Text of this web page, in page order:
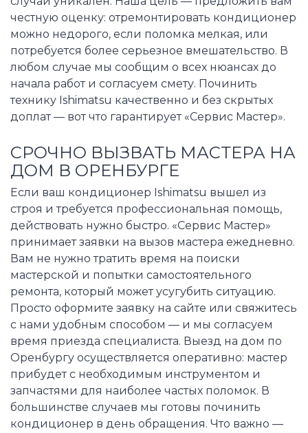
честную оценку: отремонтировать кондиционер
можно недорого, если поломка мелкая, или
потребуется более серьезное вмешательство. В
любом случае мы сообщим о всех нюансах до
начала работ и согласуем смету. Починить
технику Ishimatsu качественно и без скрытых
доплат — вот что гарантирует «Сервис Мастер».
СРОЧНО ВЫЗВАТЬ МАСТЕРА НА
ДОМ В ОРЕНБУРГЕ
Если ваш кондиционер Ishimatsu вышел из
строя и требуется профессиональная помощь,
действовать нужно быстро. «Сервис Мастер»
принимает заявки на вызов мастера ежедневно.
Вам не нужно тратить время на поиски
мастерской и попытки самостоятельного
ремонта, который может усугубить ситуацию.
Просто оформите заявку на сайте или свяжитесь
с нами удобным способом — и мы согласуем
время приезда специалиста. Выезд на дом по
Оренбургу осуществляется оперативно: мастер
прибудет с необходимым инструментом и
запчастями для наиболее частых поломок. В
большинстве случаев мы готовы починить
кондиционер в день обращения. Что важно —